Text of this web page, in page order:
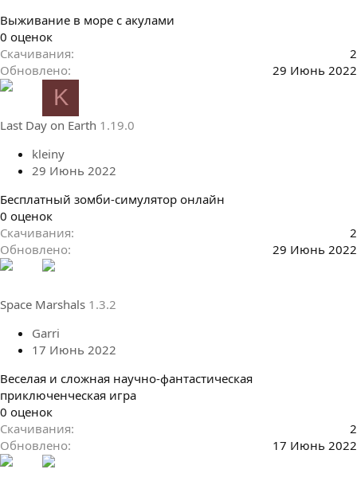
Выживание в море с акулами
0
.
0
0
в
0 оценок
Скачивания
2
Обновлено
29 Июнь 2022
K
Last Day on Earth 1.19.0
kleiny
29 Июнь 2022
Бесплатный зомби-симулятор онлайн
0
.
0
0
в
0 оценок
Скачивания
2
Обновлено
29 Июнь 2022
Space Marshals 1.3.2
Garri
17 Июнь 2022
Веселая и сложная научно-фантастическая
приключенческая игра
0
.
0
0
0 оценок
Скачивания
2
Обновлено
17 Июнь 2022